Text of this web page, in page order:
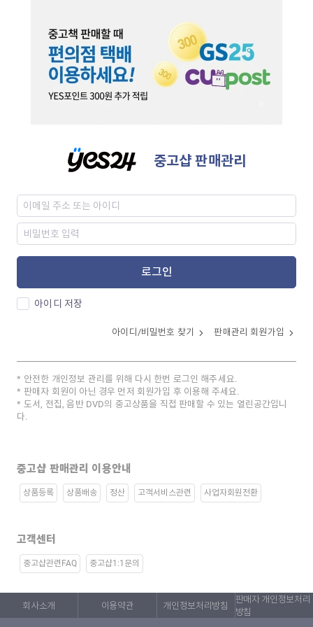
중고샵 판매관리
로그인
아이디 저장
아이디/비밀번호 찾기 판매관리 회원가입
안전한 개인정보 관리를 위해 다시 한번 로그인 해주세요.
판매자 회원이 아닌 경우 먼저 회원가입 후 이용해 주세요.
도서, 전집, 음반 DVD의 중고상품을 직접 판매할 수 있는 열린공간입니
다.
중고샵 판매관리 이용안내
상품등록 상품배송 정산 고객서비스관련 사업자회원전환
고객센터
중고샵관련FAQ 중고샵1:1문의
회사소개 이용약관 개인정보처리방침
판매자 개인정보처리
방침